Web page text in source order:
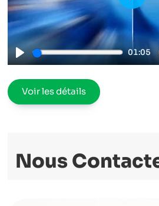
Play
01:05
Play
Voir les détails
Nous